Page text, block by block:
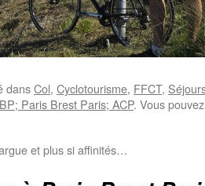
dansCol, Cyclotourisme, FFCT,
Paris Brest Paris; ACP. Vous
et plus si affinités…